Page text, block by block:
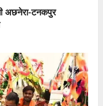
अछनेरा-टनकपुर